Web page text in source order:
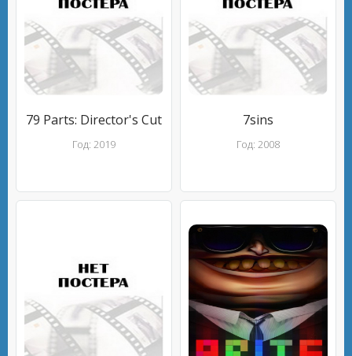
79 Parts: Director's Cut
Год: 2019
7sins
Год: 2008